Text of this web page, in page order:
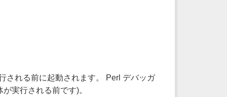
される前に起動されます。 Perl デバッガ
実行される前です)。